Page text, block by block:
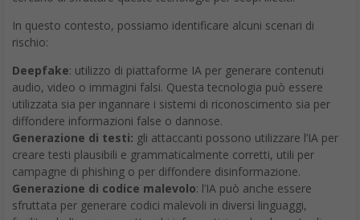
In questo contesto, possiamo identificare alcuni scenari di
rischio:
Deepfake
: utilizzo di piattaforme IA per generare contenuti
audio, video o immagini falsi. Questa tecnologia può essere
utilizzata sia per ingannare i sistemi di riconoscimento sia per
diffondere informazioni false o dannose.
Generazione di testi:
gli attaccanti possono utilizzare l’IA per
creare testi plausibili e grammaticalmente corretti, utili per
campagne di phishing o per diffondere disinformazione.
Generazione di codice malevolo
: l’IA può anche essere
sfruttata per generare codici malevoli in diversi linguaggi,
facilitando l’accesso a attacchi informatici anche da parte di